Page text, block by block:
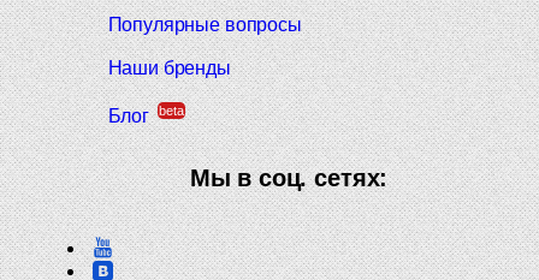
Популярные вопросы
Наши бренды
Блог beta
Мы в соц. сетях: